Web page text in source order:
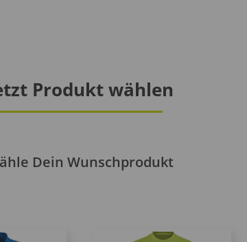
Produkt wählen
Dein Wunschprodukt